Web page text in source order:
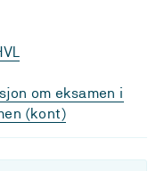
om eksamen i
(kont)